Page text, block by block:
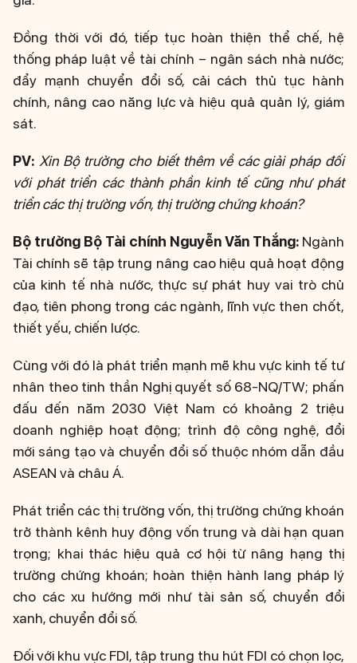
Đồng thời với đó, tiếp tục hoàn thiện thể chế, hệ
thống pháp luật về tài chính – ngân sách nhà nước;
đẩy mạnh chuyển đổi số, cải cách thủ tục hành
chính, nâng cao năng lực và hiệu quả quản lý, giám
sát.
PV: Xin Bộ trưởng cho biết thêm về các giải pháp đối
với phát triển các thành phần kinh tế cũng như phát
triển các thị trường vốn, thị trường chứng khoán?
Bộ trưởng Bộ Tài chính Nguyễn Văn Thắng: Ngành
Tài chính sẽ tập trung nâng cao hiệu quả hoạt động
của kinh tế nhà nước, thực sự phát huy vai trò chủ
đạo, tiên phong trong các ngành, lĩnh vực then chốt,
thiết yếu, chiến lược.
Cùng với đó là phát triển mạnh mẽ khu vực kinh tế tư
nhân theo tinh thần Nghị quyết số 68-NQ/TW; phấn
đấu đến năm 2030 Việt Nam có khoảng 2 triệu
doanh nghiệp hoạt động; trình độ công nghệ, đổi
mới sáng tạo và chuyển đổi số thuộc nhóm dẫn đầu
ASEAN và châu Á.
Phát triển các thị trường vốn, thị trường chứng khoán
trở thành kênh huy động vốn trung và dài hạn quan
trọng; khai thác hiệu quả cơ hội từ nâng hạng thị
trường chứng khoán; hoàn thiện hành lang pháp lý
cho các xu hướng mới như tài sản số, chuyển đổi
xanh, chuyển đổi số.
Đối với khu vực FDI, tập trung thu hút FDI có chọn lọc,